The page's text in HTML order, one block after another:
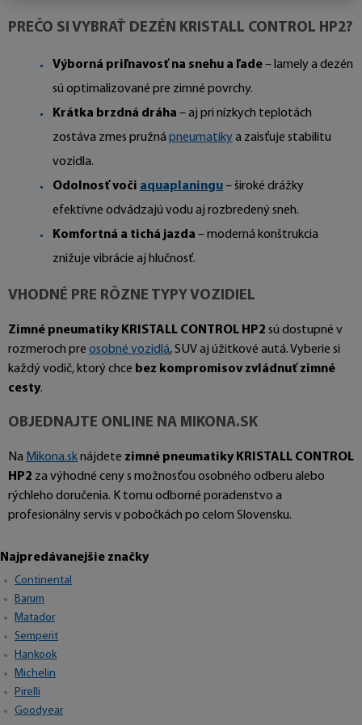
PREČO SI VYBRAŤ DEZÉN KRISTALL CONTROL HP2?
Výborná priľnavosť na snehu a ľade– lamely a dezén
sú optimalizované pre zimné povrchy.
Krátka brzdná dráha – aj pri nízkych teplotách
zostáva zmes pružná pneumatikya zaisťuje stabilitu
vozidla.
Odolnosť voči aquaplaningu– široké drážky
efektívne odvádzajú vodu aj rozbredený sneh.
Komfortná a tichá jazda – moderná konštrukcia
znižuje vibrácie aj hlučnosť.
VHODNÉ PRE RÔZNE TYPY VOZIDIEL
Zimné pneumatiky KRISTALL CONTROL HP2 sú dostupné v
rozmeroch pre osobné vozidlá, SUV aj úžitkové autá. Vyberie si
každý vodič, ktorý chce bez kompromisov zvládnuť zimné
cesty.
OBJEDNAJTE ONLINE NA MIKONA.SK
Na Mikona.sknájdete zimné pneumatiky KRISTALL CONTROL
HP2 za výhodné ceny s možnosťou osobného odberu alebo
rýchleho doručenia. K tomu odborné poradenstvo a
profesionálny servis v pobočkách po celom Slovensku.
Najpredávanejšie značky
Continental
Barum
Matador
Semperit
Hankook
Michelin
Pirelli
Goodyear